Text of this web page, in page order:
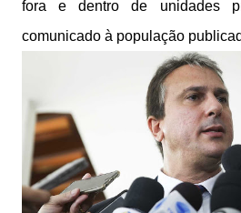
fora e dentro de unidades
comunicado à população